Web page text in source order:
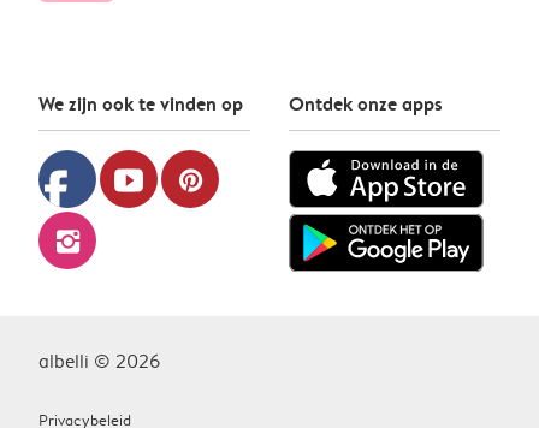
We zijn ook te vinden op
facebook youtube pinterest
instagram
Ontdek onze apps
albelli © 2026
Privacybeleid